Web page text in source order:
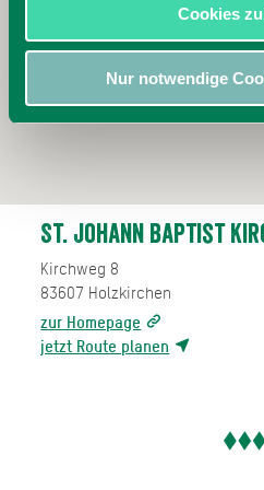
Cookies
Nur notwendige
St. Johann Baptist
Kirchweg 8
83607 Holzkirchen
zur Homepage
jetzt Route planen